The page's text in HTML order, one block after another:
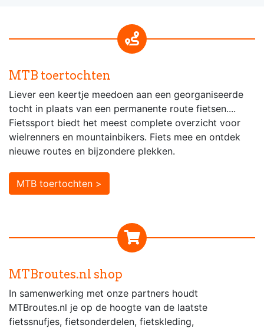
MTB toertochten
Liever een keertje meedoen aan een georganiseerde
tocht in plaats van een permanente route fietsen....
Fietssport biedt het meest complete overzicht voor
wielrenners en mountainbikers. Fiets mee en ontdek
nieuwe routes en bijzondere plekken.
MTB toertochten >
MTBroutes.nl shop
In samenwerking met onze partners houdt
MTBroutes.nl je op de hoogte van de laatste
fietssnufjes, fietsonderdelen, fietskleding,